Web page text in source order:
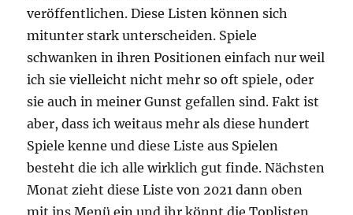
veröffentlichen. Diese Listen können sich
mitunter stark unterscheiden. Spiele
schwanken in ihren Positionen einfach nur weil
ich sie vielleicht nicht mehr so oft spiele, oder
sie auch in meiner Gunst gefallen sind. Fakt ist
aber, dass ich weitaus mehr als diese hundert
Spiele kenne und diese Liste aus Spielen
besteht die ich alle wirklich gut finde. Nächsten
Monat zieht diese Liste von 2021 dann oben
mit ins Menü ein und ihr könnt die Toplisten